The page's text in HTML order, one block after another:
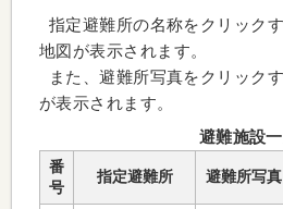
指定避難所の名称をクリック
地図が表示されます。
また、避難所写真をクリック
が表示されます。
避難施設
番
号
指定避難所 避難所写真